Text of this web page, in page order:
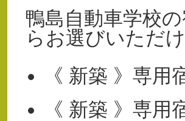
鴨島自動車学校
らお選びいただけ
《 新築 》 専用
《 新築 》 専用